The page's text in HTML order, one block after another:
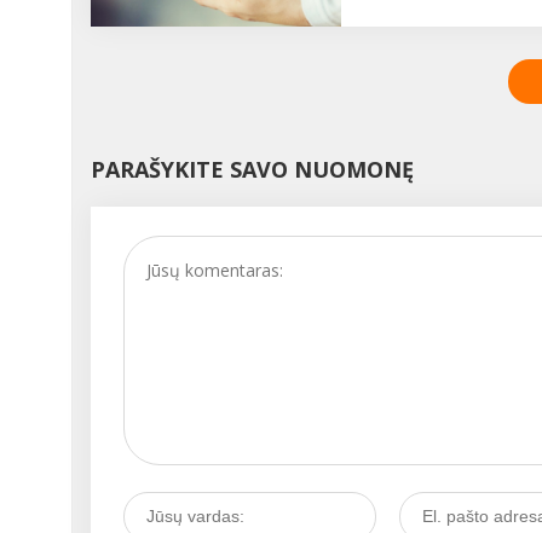
nemažai atvejų, kai jis
grindžiamas higienos ar
estetikos sumetimais.
apipjaustomi buvo net
90 proc. vyrų, kadangi
moteriai ir šeimai, deja,
neretai šios tragedijos
PARAŠYKITE SAVO NUOMONĘ